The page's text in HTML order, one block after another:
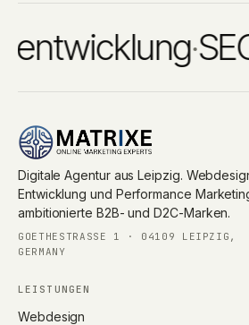
·SEO·
Digitale Agentur aus Leipzig.
Entwicklung und Performance
ambitionierte B2B- und D2C-Marken.
GOETHESTRASSE 1 · 04109 LEIPZIG, G
ERMANY
LEISTUNGEN
Webdesign